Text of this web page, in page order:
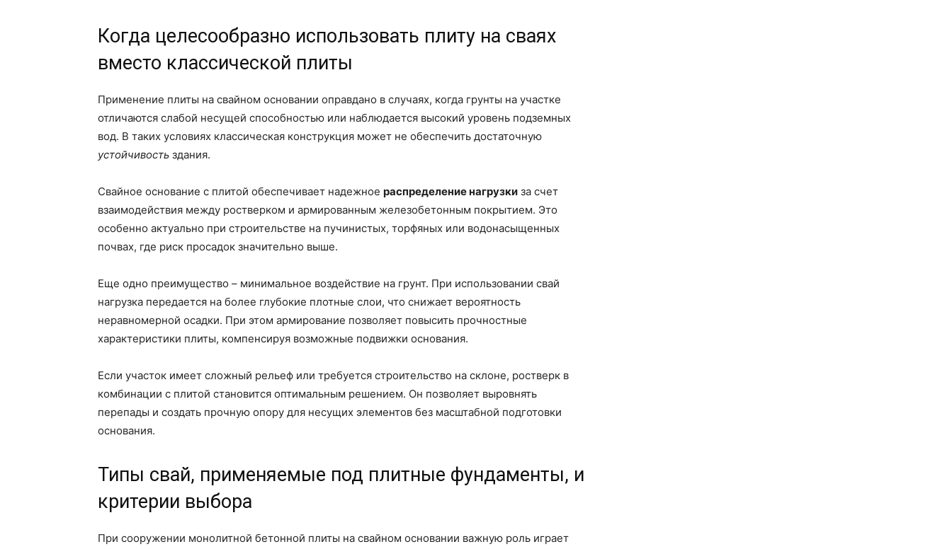
Когда целесообразно использовать плиту на сваях
вместо классической плиты
Применение плиты на свайном основании оправдано в случаях, когда грунты на участке
отличаются слабой несущей способностью или наблюдается высокий уровень подземных
вод. В таких условиях классическая конструкция может не обеспечить достаточную
устойчивость здания.
Свайное основание с плитой обеспечивает надежное распределение нагрузки за счет
взаимодействия между ростверком и армированным железобетонным покрытием. Это
особенно актуально при строительстве на пучинистых, торфяных или водонасыщенных
почвах, где риск просадок значительно выше.
Еще одно преимущество – минимальное воздействие на грунт. При использовании свай
нагрузка передается на более глубокие плотные слои, что снижает вероятность
неравномерной осадки. При этом армирование позволяет повысить прочностные
характеристики плиты, компенсируя возможные подвижки основания.
Если участок имеет сложный рельеф или требуется строительство на склоне, ростверк в
комбинации с плитой становится оптимальным решением. Он позволяет выровнять
перепады и создать прочную опору для несущих элементов без масштабной подготовки
основания.
Типы свай, применяемые под плитные фундаменты, и
критерии выбора
При сооружении монолитной бетонной плиты на свайном основании важную роль играет